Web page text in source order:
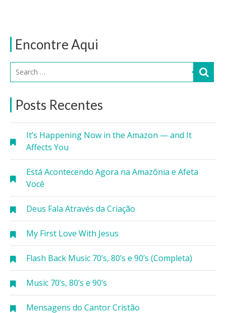
Encontre Aqui
Posts Recentes
It’s Happening Now in the Amazon — and It
Affects You
Está Acontecendo Agora na Amazônia e Afeta
Você
Deus Fala Através da Criação
My First Love With Jesus
Flash Back Music 70’s, 80’s e 90’s (Completa)
Music 70’s, 80’s e 90’s
Mensagens do Cantor Cristão